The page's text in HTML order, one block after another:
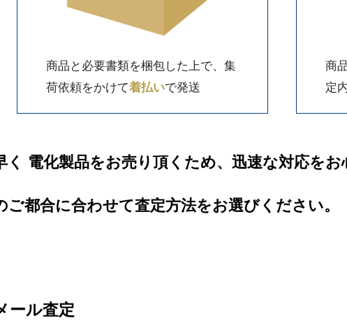
商品と必要書類を梱包した上で、集
荷依頼をかけて着払いで発送
商
定
電化製品をお売り頂くため、迅速な対応をお
ご都合に合わせて査定方法をお選びください。
ール査定